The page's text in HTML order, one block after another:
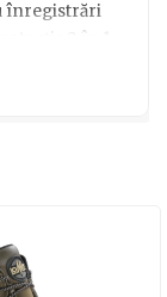
înregistrări
2 în 1
a-ți fixa
de iarnă sau
pârtie, acest
pentru